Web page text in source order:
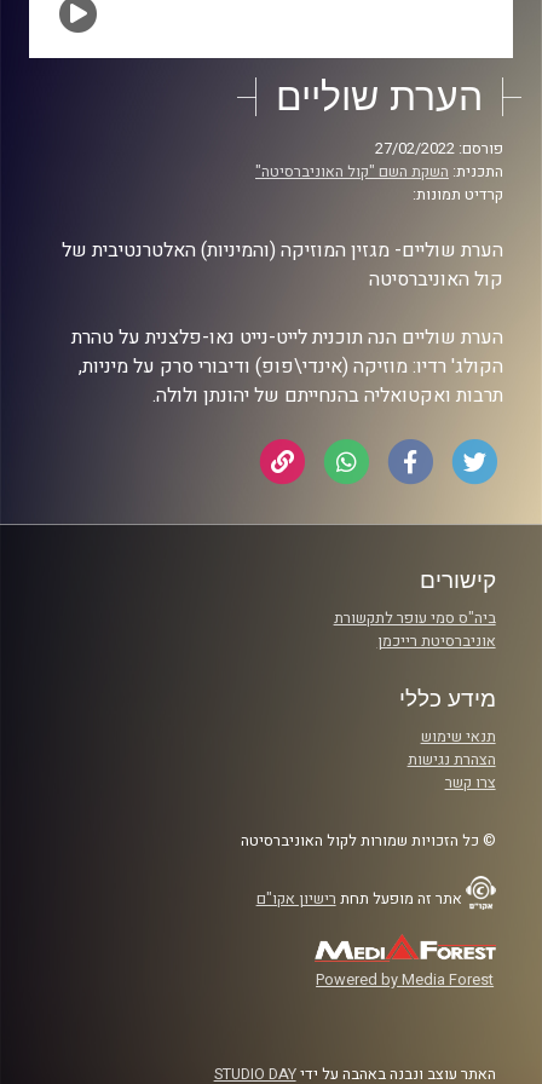
הערת שוליים
פורסם: 27/02/2022
התכנית: השקת השם "קול האוניברסיטה"
קרדיט תמונות:
הערת שוליים- מגזין המוזיקה (והמיניות) האלטרנטיבית של
קול האוניברסיטה
הערת שוליים הנה תוכנית לייט-נייט נאו-פלצנית על טהרת
הקולג' רדיו: מוזיקה (אינדי\פופ) ודיבורי סרק על מיניות,
תרבות ואקטואליה בהנחייתם של יהונתן ולולה.
קישורים
ביה"ס סמי עופר לתקשורת
אוניברסיטת רייכמן
מידע כללי
תנאי שימוש
הצהרת נגישות
צרו קשר
© כל הזכויות שמורות לקול האוניברסיטה
אתר זה מופעל תחת רישיון אקו"ם
Powered by Media Forest
האתר עוצב ונבנה באהבה על ידיSTUDIO DAY